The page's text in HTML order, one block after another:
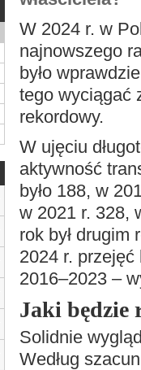
W 2024 r. w
najnowszego
było
tego wyciągać
rekordowy.
W ujęciu
aktywność
było 188, w
w 2021 r. 328,
rok był drugim
2024 r. przejęć
2016–2023 –
Jaki będzie
Solidnie
Według